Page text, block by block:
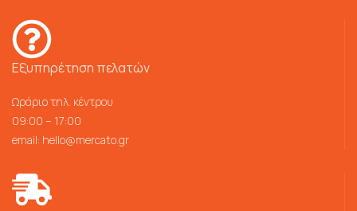
Εξυπηρέτηση πελατών
Ωράριο τηλ. κέντρου
09:00 – 17:00
email: hello@mercato.gr